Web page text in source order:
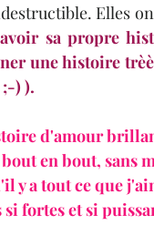
Elles
sa propre
une histoire
) ).
d'amour
bout en bout, sans
y a tout ce que
si fortes et si